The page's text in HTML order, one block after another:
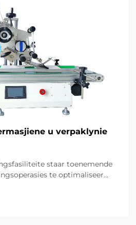
u verpaklynie
staar toenemende
te optimaliseer